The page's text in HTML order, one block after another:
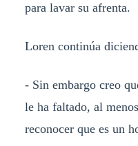
para lavar su afrenta.
Loren continúa
- Sin embargo creo
le ha faltado, al
reconocer que es un